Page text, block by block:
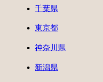
千葉県
東京都
神奈川県
新潟県